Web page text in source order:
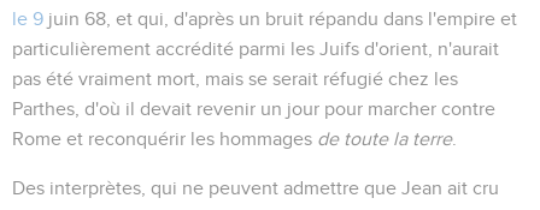
le 9 juin 68, et qui, d'après un bruit répandu dans l'empire et
particulièrement accrédité parmi les Juifs d'orient, n'aurait
pas été vraiment mort, mais se serait réfugié chez les
Parthes, d'où il devait revenir un jour pour marcher contre
Rome et reconquérir les hommages de toute la terre.
Des interprètes, qui ne peuvent admettre que Jean ait cru